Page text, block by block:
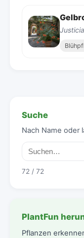
Suche
Nach Name oder
72 / 72
PlantFun
Pflanzen